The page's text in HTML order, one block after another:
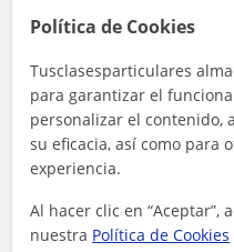
Al hacer clic, aceptas nuestro
Política de Cookies
Tusclasesparticulares
para garantizar el
personalizar el contenido,
su eficacia, así como para
experiencia.
Al hacer clic en “Aceptar”,
nuestra Política de Cookies